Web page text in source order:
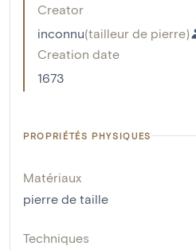
Creator
inconnu(tailleur de pierre)
Creation date
1673
PROPRIÉTÉS PHYSIQUES
Matériaux
pierre de taille
Techniques